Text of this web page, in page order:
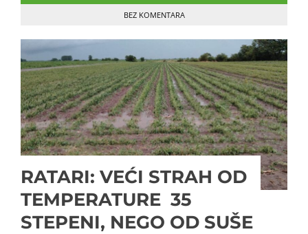
BEZ KOMENTARA
RATARI: VEĆI STRAH OD
TEMPERATURE 35
STEPENI, NEGO OD SUŠE